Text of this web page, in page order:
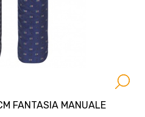
FANTASIA MANUALE